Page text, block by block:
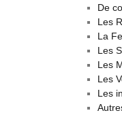
De
Les
La
Les
Les
Les
Les